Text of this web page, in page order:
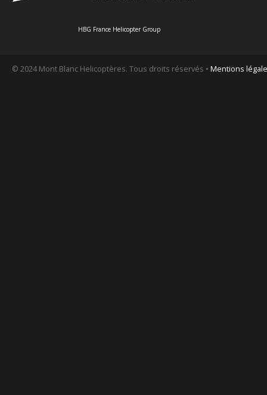
HBG France Helicopter Group
© 2024 Mont Blanc Helicoptères. Tous droits réservés • Mentions